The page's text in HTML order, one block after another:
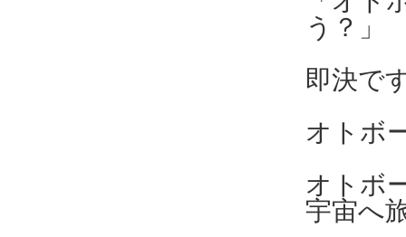
う？」
即決で
オトボ
オトボ
宇宙へ